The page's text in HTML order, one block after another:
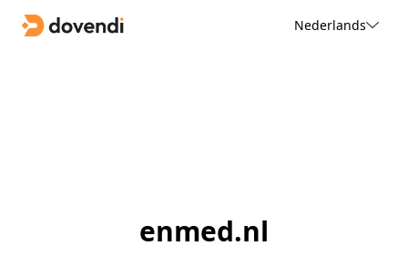
Nederlands
enmed.nl